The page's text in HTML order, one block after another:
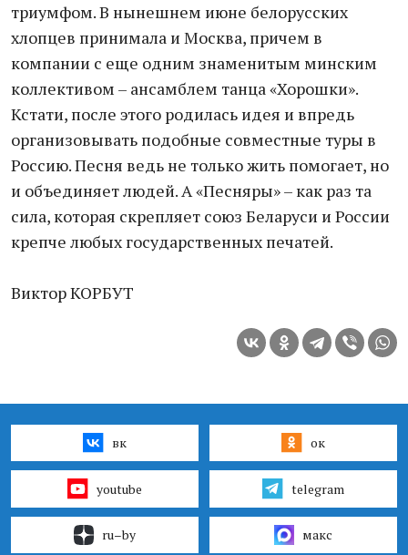
триумфом. В нынешнем июне белорусских
хлопцев принимала и Москва, причем в
компании с еще одним знаменитым минским
коллективом – ансамблем танца «Хорошки».
Кстати, после этого родилась идея и впредь
организовывать подобные совместные туры в
Россию. Песня ведь не только жить помогает, но
и объединяет людей. А «Песняры» – как раз та
сила, которая скрепляет союз Беларуси и России
крепче любых государственных печатей.
Виктор КОРБУТ
вк ок
youtube telegram
ru–by макс